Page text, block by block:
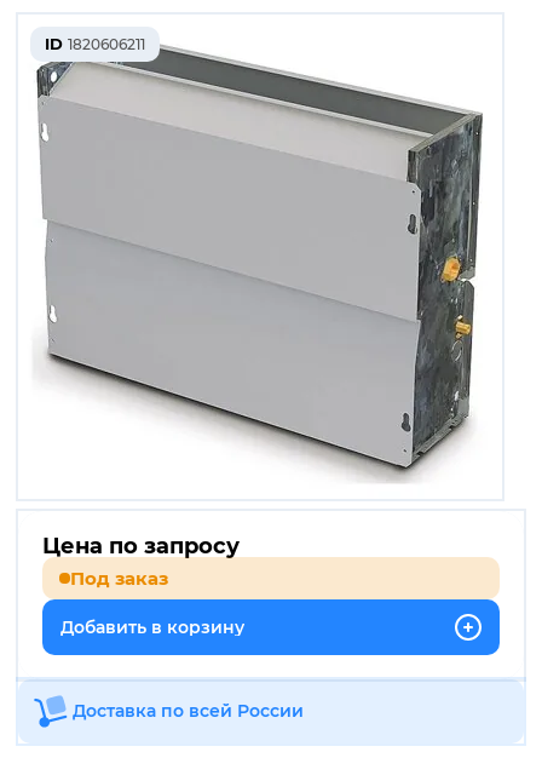
ID 1820606211
Цена по запросу
Под заказ
Добавить в корзину
Доставка по всей России